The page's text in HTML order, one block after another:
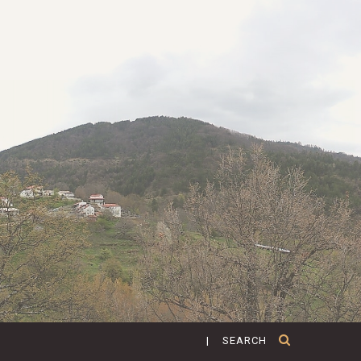
| SEARCH